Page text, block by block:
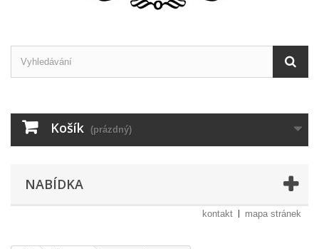
Košík (prázdný)
NABÍDKA
kontakt mapa stránek